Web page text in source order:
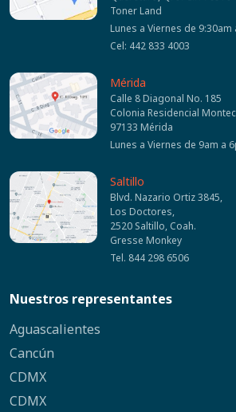
Toner Land
Lunes a Viernes de 9:30am
Cel: 442 833 4003
Mérida
Calle 8 Diagonal No. 185
Colonia Residencial
97133 Mérida
Lunes a Viernes de 9am a
Saltillo
Blvd. Nazario Ortiz 3845,
Los Doctores,
2520 Saltillo, Coah.
Gresse Monkey
Tel. 844 298 6506
Nuestros representantes
Aguascalientes
Cancún
CDMX
CDMX